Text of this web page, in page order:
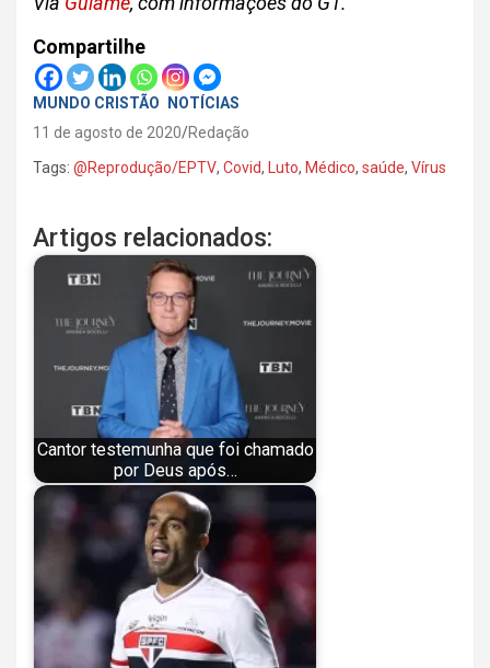
Compartilhe
MUNDO CRISTÃO
NOTÍCIAS
11 de agosto de 2020 Redação
Tags: @Reprodução/EPTV, Covid, Luto, Médico, saúde, Vírus
Artigos relacionados:
Cantor testemunha que foi chamado
por Deus após…